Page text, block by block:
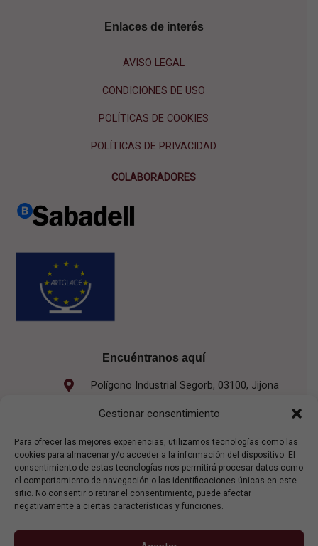
Gestionar consentimiento
Para ofrecer las mejores experiencias, utilizamos tecnologías como las
cookies para almacenar y/o acceder a la información del dispositivo. El
consentimiento de estas tecnologías nos permitirá procesar datos como
el comportamiento de navegación o las identificaciones únicas en este
sitio. No consentir o retirar el consentimiento, puede afectar
negativamente a ciertas características y funciones.
Enlaces de interés
AVISO LEGAL
CONDICIONES DE USO
POLÍTICAS DE COOKIES
POLÍTICAS DE PRIVACIDAD
COLABORADORES
Encuéntranos aquí
Polígono Industrial Segorb, 03100, Jijona
965 613 042
direccion@servigelat.com
De Septiembre a Febrero
Lun - Vie
08:00 h - 15:00 h
Lun - Jue